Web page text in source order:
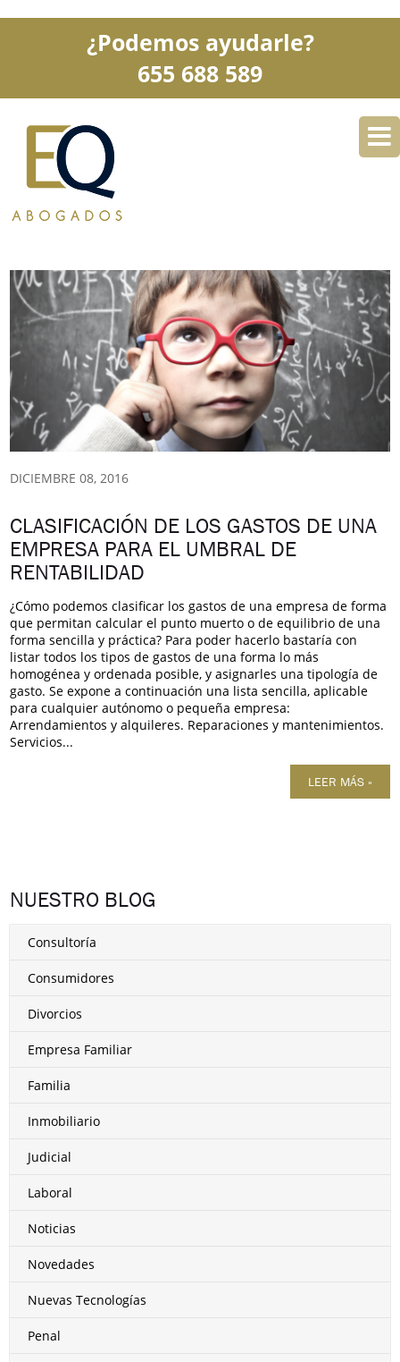
¿Podemos ayudarle?
655 688 589
SERVICIOS
BLOG CONTACTO
DICIEMBRE 08, 2016
CLASIFICACIÓN DE LOS GASTOS DE UNA
EMPRESA PARA EL UMBRAL DE
RENTABILIDAD
¿Cómo podemos clasificar los gastos de una empresa de forma
que permitan calcular el punto muerto o de equilibrio de una
forma sencilla y práctica? Para poder hacerlo bastaría con
listar todos los tipos de gastos de una forma lo más
homogénea y ordenada posible, y asignarles una tipología de
gasto. Se expone a continuación una lista sencilla, aplicable
para cualquier autónomo o pequeña empresa:
Arrendamientos y alquileres. Reparaciones y mantenimientos.
Servicios...
LEER MÁS »
NUESTRO BLOG
Consultoría
Consumidores
Divorcios
Empresa Familiar
Familia
Inmobiliario
Judicial
Laboral
Noticias
Novedades
Nuevas Tecnologías
Penal